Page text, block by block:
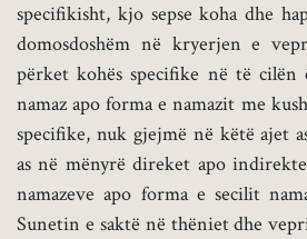
specifikisht, kjo sepse koha dhe
domosdoshëm në kryerjen e
përket kohës specifike në të
namaz apo forma e namazit me
specifike, nuk gjejmë në këtë ajet
as në mënyrë direket apo
namazeve apo forma e secilit
Sunetin e saktë në thëniet dhe